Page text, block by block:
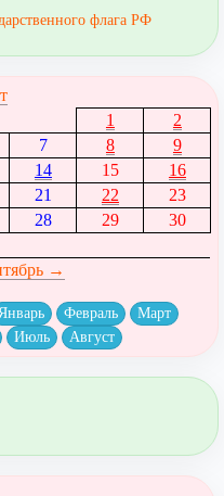
флага РФ
1
2
7 8
9
14 15
16
21 22
23
28 29
30
→
Февраль
Март
Июль Август